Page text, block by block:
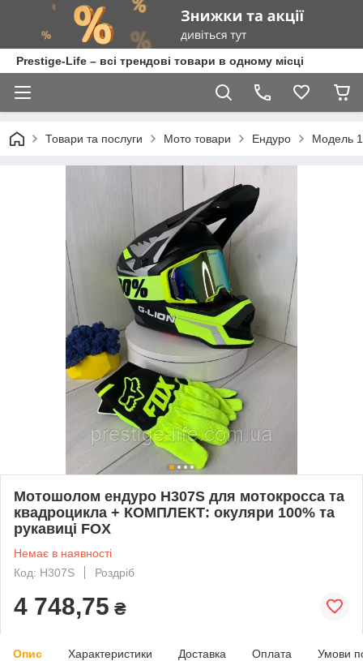
Prestige-Life – всі трендові товари в одному місці
Товари та послуги Мото товари Ендуро Модель
Мотошолом ендуро H307S для мотокросса та
квадроцикла + КОМПЛЕКТ: окуляри 100% та
рукавиці FOX
Немає в наявності
Код: Н307S
Роздріб
4 748,75 ₴
Опис Характеристики Доставка Оплата Умови